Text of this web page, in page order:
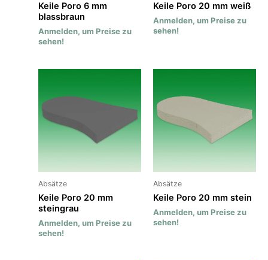
Keile Poro 6 mm
blassbraun
Anmelden, um Preise zu
sehen!
Keile Poro 20 mm weiß
Anmelden, um Preise zu
sehen!
Absätze
Keile Poro 20 mm
steingrau
Anmelden, um Preise zu
sehen!
Absätze
Keile Poro 20 mm stein
Anmelden, um Preise zu
sehen!